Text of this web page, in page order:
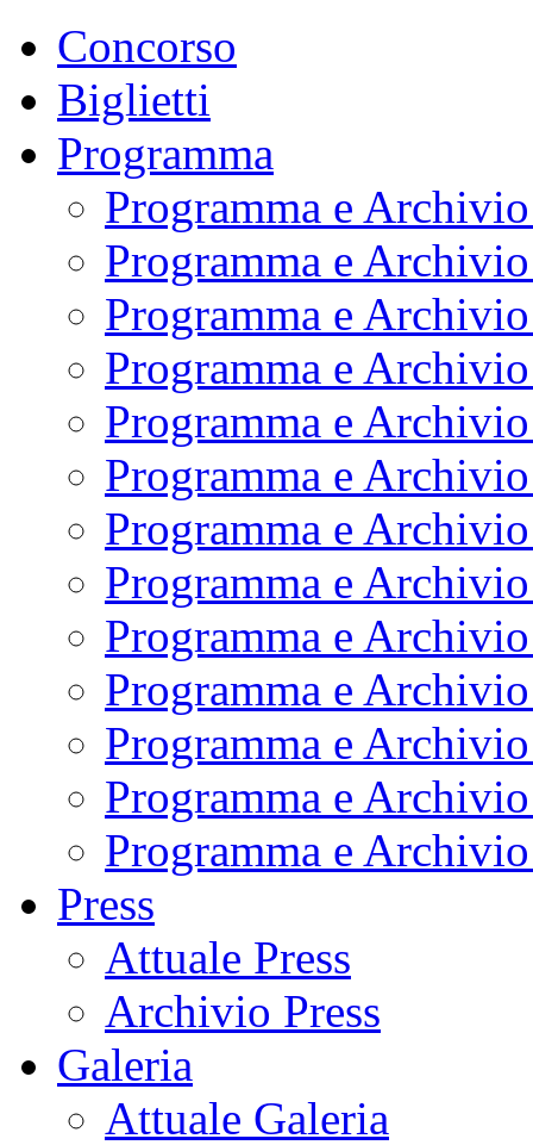
Concorso
Biglietti
Programma
Programma e
Programma e
Programma e
Programma e
Programma e
Programma e
Programma e
Programma e
Programma e
Programma e
Programma e
Programma e
Programma e
Press
Attuale Press
Archivio Press
Galeria
Attuale Galeria